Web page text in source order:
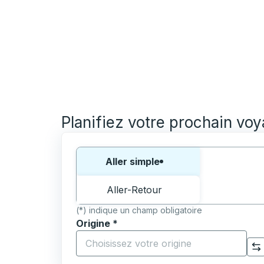
Planifiez votre prochain
Choisissez un sens ou un aller-retour:
Aller simple
Aller-Retour
(*) indique un champ obligatoire
Origine *
Commencez à saisir la ville d'origine